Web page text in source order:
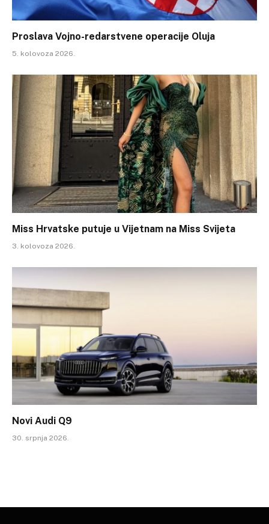
Proslava Vojno-redarstvene operacije Oluja
5. kolovoza 2026.
Miss Hrvatske putuje u Vijetnam na Miss Svijeta
3. kolovoza 2026.
Novi Audi Q9
30. srpnja 2026.